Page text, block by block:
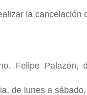
la cancelación
Felipe Palazón,
de lunes a